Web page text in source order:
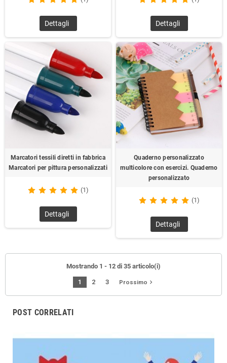
Dettagli Dettagli
Marcatori tessili diretti in fabbrica
Marcatori per pittura personalizzati
(1)
Dettagli
Quaderno personalizzato
multicolore con esercizi. Quaderno
personalizzato
(1)
Dettagli
Mostrando 1 - 12 di 35 articolo(i)
1 2 3 Prossimo navigate_next
POST CORRELATI